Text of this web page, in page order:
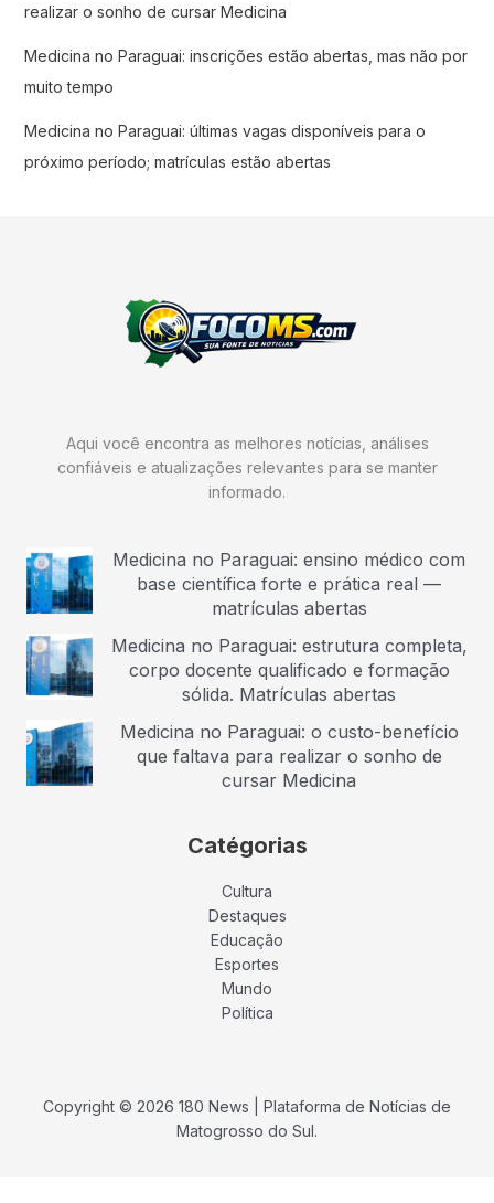
realizar o sonho de cursar Medicina
Medicina no Paraguai: inscrições estão abertas, mas não por
muito tempo
Medicina no Paraguai: últimas vagas disponíveis para o
próximo período; matrículas estão abertas
Aqui você encontra as melhores notícias, análises
confiáveis e atualizações relevantes para se manter
informado.
Medicina no Paraguai: ensino médico com
base científica forte e prática real —
matrículas abertas
Medicina no Paraguai: estrutura completa,
corpo docente qualificado e formação
sólida. Matrículas abertas
Medicina no Paraguai: o custo-benefício
que faltava para realizar o sonho de
cursar Medicina
Catégorias
Cultura
Destaques
Educação
Esportes
Mundo
Política
Copyright © 2026 180 News | Plataforma de Notícias de
Matogrosso do Sul.